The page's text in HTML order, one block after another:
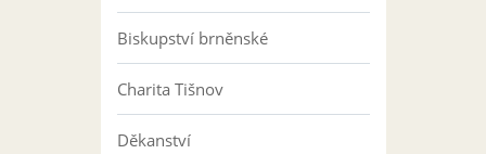
Biskupství brněnské
Charita Tišnov
Děkanství